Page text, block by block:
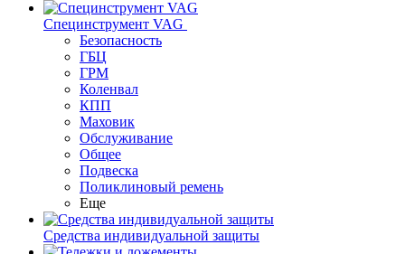
Специнструмент VAG
Безопасность
ГБЦ
ГРМ
Коленвал
КПП
Маховик
Обслуживание
Общее
Подвеска
Поликлиновый ремень
Еще
Средства индивидуальной защиты